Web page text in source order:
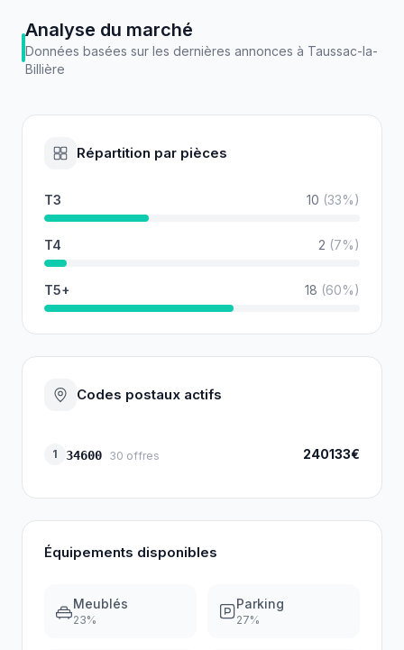
Analyse du marché
Données basées sur les dernières annonces à Taussac-la-
Billière
Répartition par pièces
T3 10 (33%)
T4 2 (7%)
T5+ 18 (60%)
Codes postaux actifs
1 34600 30 offres 240133€
Équipements disponibles
Meublés
23%
Parking
27%